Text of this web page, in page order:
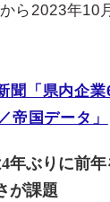
ら2023年10
聞「県内企
帝国データ」
年ぶりに前
が課題